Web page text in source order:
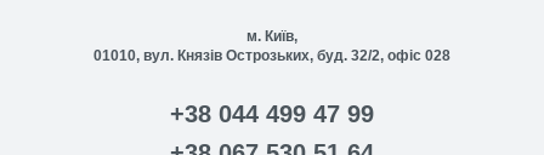
м. Київ,
01010, вул. Князів Острозьких, буд. 32/2, офіс 028
+38 044 499 47 99